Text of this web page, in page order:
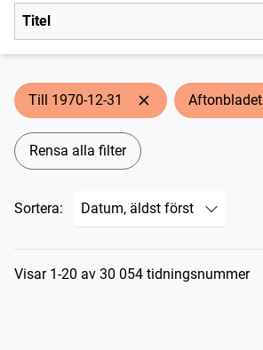
Titel
Till 1970-12-31 Aftonbladet
Rensa alla filter
Sortera:
Sökresultat
Visar 1-20 av 30 054 tidningsnummer